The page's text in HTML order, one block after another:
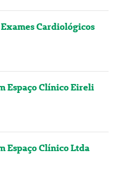
Cardiológicos
Espaço Clínico Eireli
Espaço Clínico Ltda